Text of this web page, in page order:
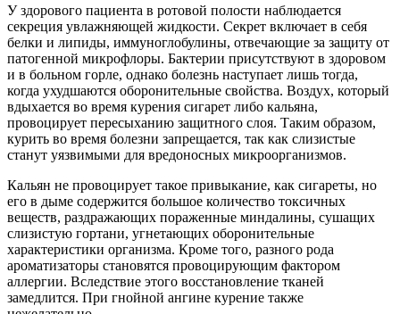
У здорового пациента в ротовой полости наблюдается
секреция увлажняющей жидкости. Секрет включает в себя
белки и липиды, иммуноглобулины, отвечающие за защиту от
патогенной микрофлоры. Бактерии присутствуют в здоровом
и в больном горле, однако болезнь наступает лишь тогда,
когда ухудшаются оборонительные свойства. Воздух, который
вдыхается во время курения сигарет либо кальяна,
провоцирует пересыханию защитного слоя. Таким образом,
курить во время болезни запрещается, так как слизистые
станут уязвимыми для вредоносных микроорганизмов.
Кальян не провоцирует такое привыкание, как сигареты, но
его в дыме содержится большое количество токсичных
веществ, раздражающих пораженные миндалины, сушащих
слизистую гортани, угнетающих оборонительные
характеристики организма. Кроме того, разного рода
ароматизаторы становятся провоцирующим фактором
аллергии. Вследствие этого восстановление тканей
замедлится. При гнойной ангине курение также